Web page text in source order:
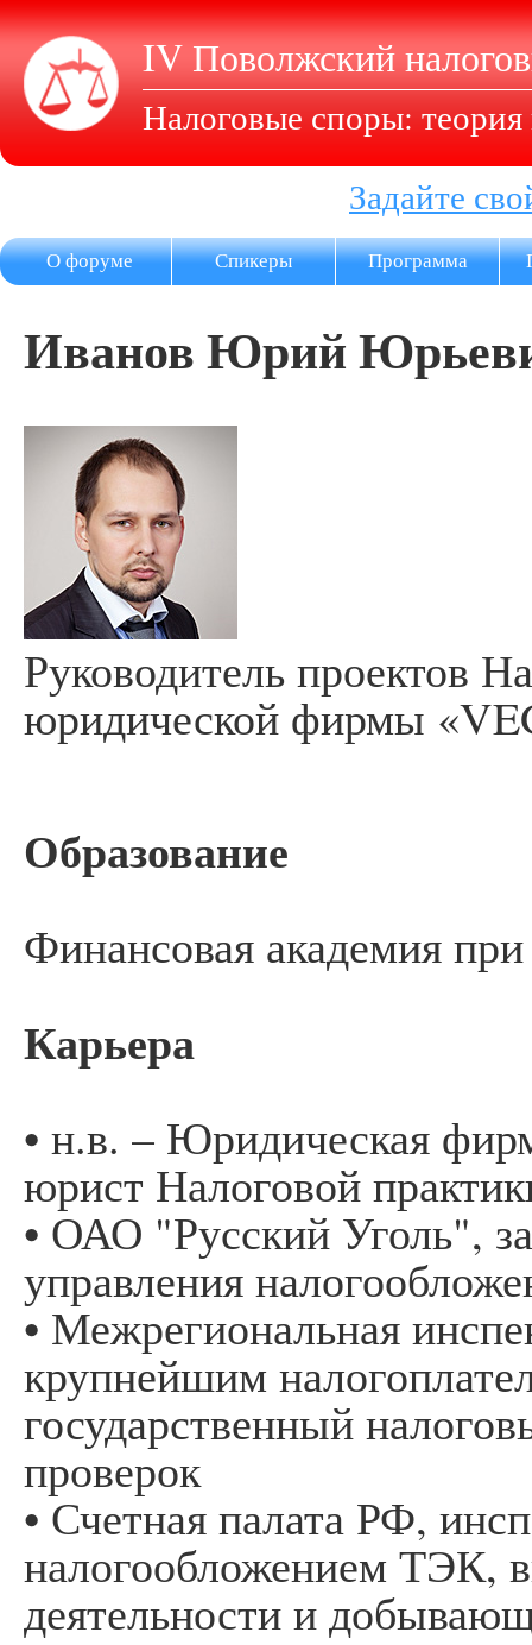
IV Поволжский
Налоговые споры: теория
Задайте
О форуме Спикеры Программа
Иванов Юрий
Руководитель проектов
юридической фирмы
Образование
Финансовая академия
Карьера
• н.в. – Юридическая
юрист Налоговой
• ОАО "Русский Уголь",
управления
• Межрегиональная
крупнейшим
государственный
проверок
• Счетная палата РФ,
налогообложением ТЭК,
деятельности и